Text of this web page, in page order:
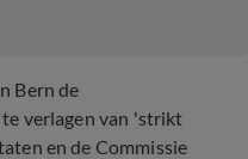
Bern de
verlagen van 'strikt
en de Commissie